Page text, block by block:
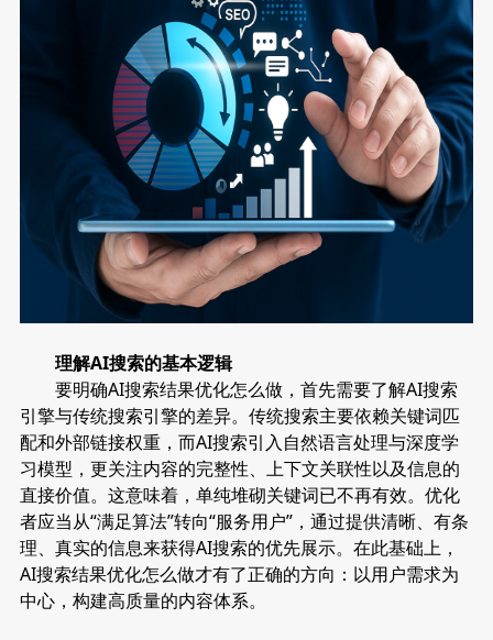
理解AI搜索的基本逻辑
要明确AI搜索结果优化怎么做，首先需要了解AI搜索
引擎与传统搜索引擎的差异。传统搜索主要依赖关键词匹
配和外部链接权重，而AI搜索引入自然语言处理与深度学
习模型，更关注内容的完整性、上下文关联性以及信息的
直接价值。这意味着，单纯堆砌关键词已不再有效。优化
者应当从“满足算法”转向“服务用户”，通过提供清晰、有条
理、真实的信息来获得AI搜索的优先展示。在此基础上，
AI搜索结果优化怎么做才有了正确的方向：以用户需求为
中心，构建高质量的内容体系。